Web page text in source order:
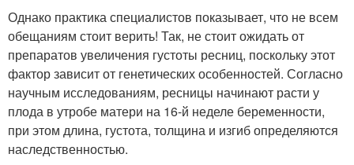
Однако практика специалистов показывает, что не всем
обещаниям стоит верить! Так, не стоит ожидать от
препаратов увеличения густоты ресниц, поскольку этот
фактор зависит от генетических особенностей. Согласно
научным исследованиям, ресницы начинают расти у
плода в утробе матери на 16-й неделе беременности,
при этом длина, густота, толщина и изгиб определяются
наследственностью.